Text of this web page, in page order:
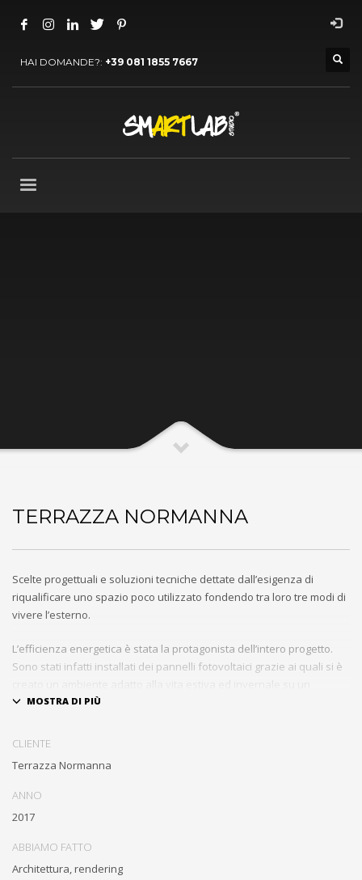
HAI DOMANDE?: +39 081 1855 7667
TERRAZZA NORMANNA
Scelte progettuali e soluzioni tecniche dettate dall’esigenza di
riqualificare uno spazio poco utilizzato fondendo tra loro tre modi di
vivere l’esterno.
L’efficienza energetica è stata la protagonista dell’intero progetto.
Sono stati infatti installati dei pannelli fotovoltaici grazie ai quali si è
terrazzo.
un’area solarium.
ambienti esterni ed interni opportunamente illuminati.
CLIENTE
Terrazza Normanna
ANNO
2017
ABBIAMO FATTO
Architettura, rendering